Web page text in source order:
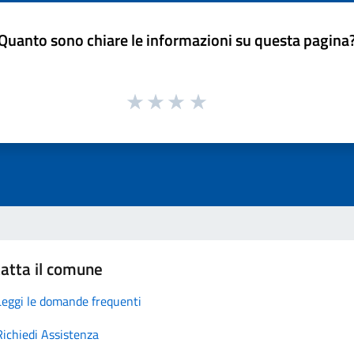
sono chiare le informazioni su questa
il comune
le domande frequenti
Assistenza